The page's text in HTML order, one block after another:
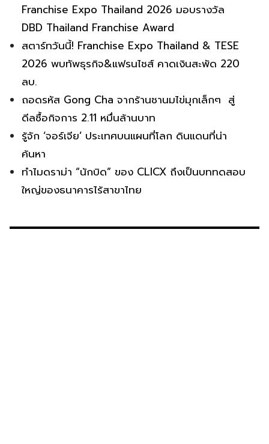
Franchise Expo Thailand 2026 มอบรางวัล
DBD Thailand Franchise Award
สตาร์ทวันนี้! Franchise Expo Thailand & TESE
2026 พบทัพธุรกิจ&แฟรนไชส์ คาดเงินสะพัด 220
ลบ.
ถอดรหัส Gong Cha จากร้านชานมไข่มุกเล็กๆ สู่
ดีลซื้อกิจการ 2.11 หมื่นล้านบาท
รู้จัก ‘จอร์เจีย’ ประเทศบนแผนที่โลก ดินแดนที่น่า
ค้นหา
ทำไมดราม่า “นักบิด” ของ CLICX ถึงเป็นบททดสอบ
ใหญ่ของธนาคารไร้สาขาไทย